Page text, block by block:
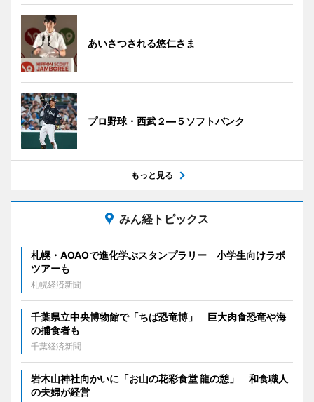
あいさつされる悠仁さま
プロ野球・西武２―５ソフトバンク
もっと見る
みん経トピックス
札幌・AOAOで進化学ぶスタンプラリー 小学生向けラボ
ツアーも
札幌経済新聞
千葉県立中央博物館で「ちば恐竜博」 巨大肉食恐竜や海
の捕食者も
千葉経済新聞
岩木山神社向かいに「お山の花彩食堂 龍の憩」 和食職人
の夫婦が経営